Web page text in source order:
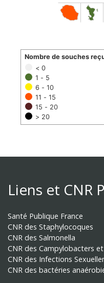
< 0
1 - 5
6 - 10
11 - 15
15 - 20
> 20
Nombre de souches
Liens et CNR
Santé Publique France
CNR des Staphylocoques
CNR des Salmonella
CNR des Campylobacters
CNR des Infections
CNR des bactéries